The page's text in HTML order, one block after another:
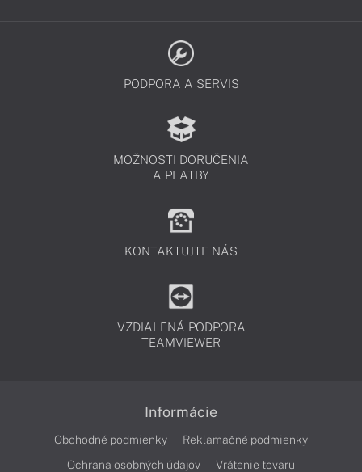
PODPORA A SERVIS
MOŽNOSTI DORUČENIA
A PLATBY
KONTAKTUJTE NÁS
VZDIALENÁ PODPORA
TEAMVIEWER
Informácie
Obchodné podmienky
Reklamačné podmienky
Ochrana osobných údajov
Vrátenie tovaru